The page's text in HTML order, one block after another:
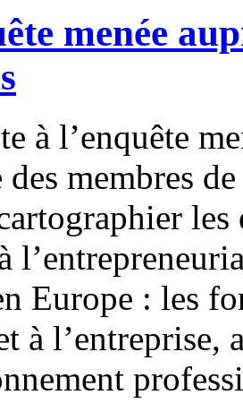
menée
à l’enquête
des membres
Europe : les
à l’entreprise,